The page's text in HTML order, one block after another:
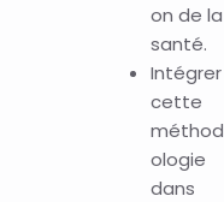
on de la
santé.
Intégrer
cette
méthod
ologie
dans